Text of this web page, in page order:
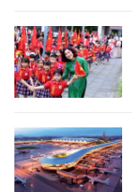
MUA BÁO
ĐỌC BÁO IN
ENGLISH
中文